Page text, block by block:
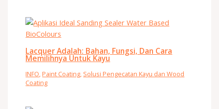
Lacquer Adalah: Bahan, Fungsi, Dan Cara
Memilihnya Untuk Kayu
INFO,Paint Coating, Solusi Pengecatan Kayu dan Wood
Coating